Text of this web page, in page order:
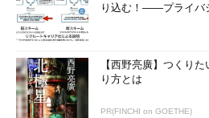
り込む！――プライバ
【西野亮廣】つくり
り方とは
PR(FINCHI on GOETHE)